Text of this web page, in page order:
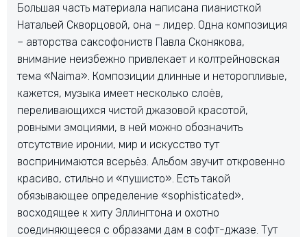
Большая часть материала написана пианисткой
Натальей Скворцовой, она – лидер. Одна композиция
– авторства саксофониств Павла Сконякова,
внимание неизбежно привлекает и колтрейновская
тема «Naima». Композиции длинные и неторопливые,
кажется, музыка имеет несколько слоёв,
переливающихся чистой джазовой красотой,
ровными эмоциями, в ней можно обозначить
отсутствие иронии, мир и искусство тут
воспринимаются всерьёз. Альбом звучит откровенно
красиво, стильно и «пушисто». Есть такой
обязывающее определение «sophisticated»,
восходящее к хиту Эллингтона и охотно
соединяющееся с образами дам в софт-джазе. Тут